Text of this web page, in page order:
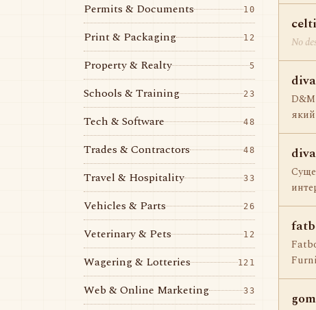
Permits & Documents 10
Print & Packaging 12
Property & Realty 5
Schools & Training 23
Tech & Software 48
Trades & Contractors 48
Travel & Hospitality 33
Vehicles & Parts 26
Veterinary & Pets 12
Wagering & Lotteries 121
Web & Online Marketing 33
No